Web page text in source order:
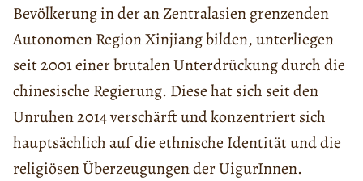
Bevölkerung in der an Zentralasien grenzenden
Autonomen Region Xinjiang bilden, unterliegen
seit 2001 einer brutalen Unterdrückung durch die
chinesische Regierung. Diese hat sich seit den
Unruhen 2014 verschärft und konzentriert sich
hauptsächlich auf die ethnische Identität und die
religiösen Überzeugungen der UigurInnen.